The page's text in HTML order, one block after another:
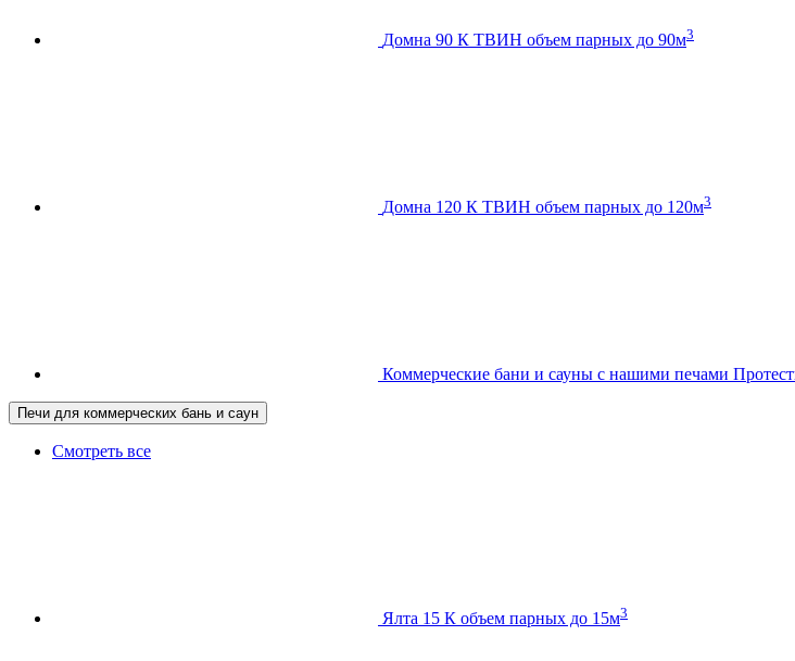
Домна 90 К ТВИН объем парных до 90м3
Домна 120 К ТВИН объем парных до 120м3
Коммерческие бани и сауны с нашими печами
Печи для коммерческих бань и саун
Смотреть все
Ялта 15 К объем парных до 15м3